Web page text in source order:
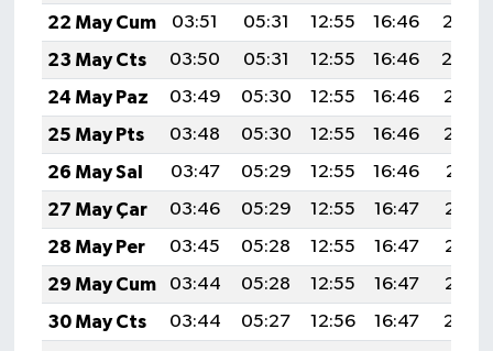
22 May Cum
03:51 05:31 12:55 16:46
20:08
23 May Cts
03:50 05:31 12:55 16:46
20:09
24 May Paz
03:49 05:30 12:55 16:46
20:10
25 May Pts
03:48 05:30 12:55 16:46
20:10
26 May Sal
03:47 05:29 12:55 16:46
20:11
27 May Çar
03:46 05:29 12:55 16:47
20:12
28 May Per
03:45 05:28 12:55 16:47
20:13
29 May Cum
03:44 05:28 12:55 16:47
20:13
30 May Cts
03:44 05:27 12:56 16:47
20:14